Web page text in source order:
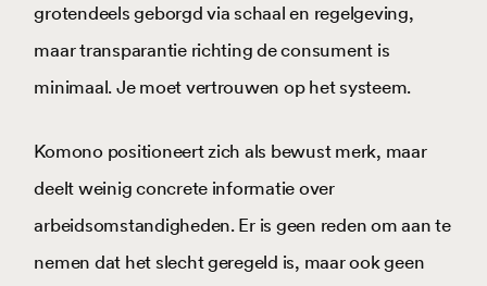
grotendeels geborgd via schaal en regelgeving,
maar transparantie richting de consument is
minimaal. Je moet vertrouwen op het systeem.
Komono positioneert zich als bewust merk, maar
deelt weinig concrete informatie over
arbeidsomstandigheden. Er is geen reden om aan te
nemen dat het slecht geregeld is, maar ook geen